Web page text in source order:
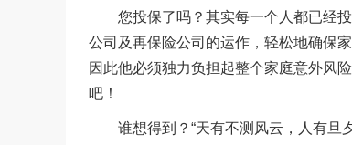
您投保了吗？其实每一个人都已经投
公司及再保险公司的运作，轻松地确保
因此他必须独力负担起整个家庭意外风
吧！
谁想得到？“天有不测风云，人有旦